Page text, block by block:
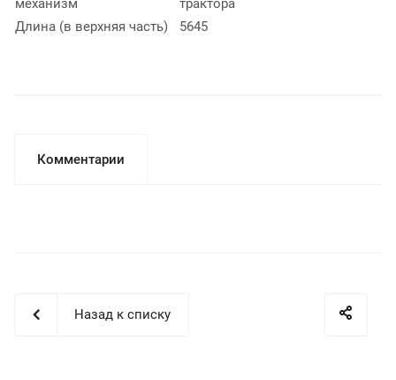
механизм
трактора
Длина (в верхняя часть)
5645
Комментарии
Назад к списку